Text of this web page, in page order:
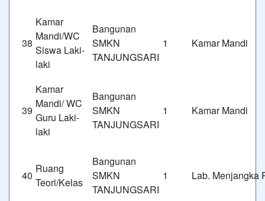
38
Kamar
Mandi/WC
Siswa Laki-
laki
Bangunan
SMKN 1
TANJUNGSARI
Kamar Mandi
39
Kamar
Mandi/ WC
Guru Laki-
laki
Bangunan
SMKN 1
TANJUNGSARI
Kamar Mandi
40
Ruang
Teori/Kelas
Bangunan
SMKN 1
TANJUNGSARI
Lab. Menjangka